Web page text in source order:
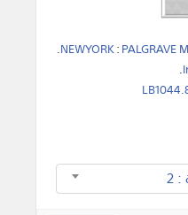
NEWYORK:PALGRAVE
.
.